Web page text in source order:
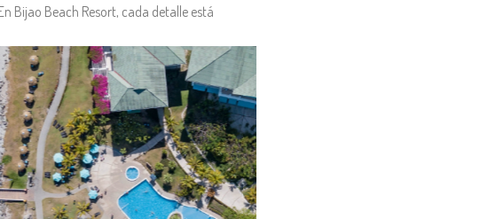
Bijao Beach Resort, cada detalle está